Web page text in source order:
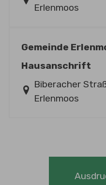
Erlenmoos
Gemeinde
Hausanschrift
Biberacher
Erlenmoos